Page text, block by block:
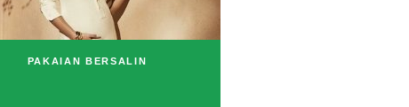
PAKAIAN BERSALIN